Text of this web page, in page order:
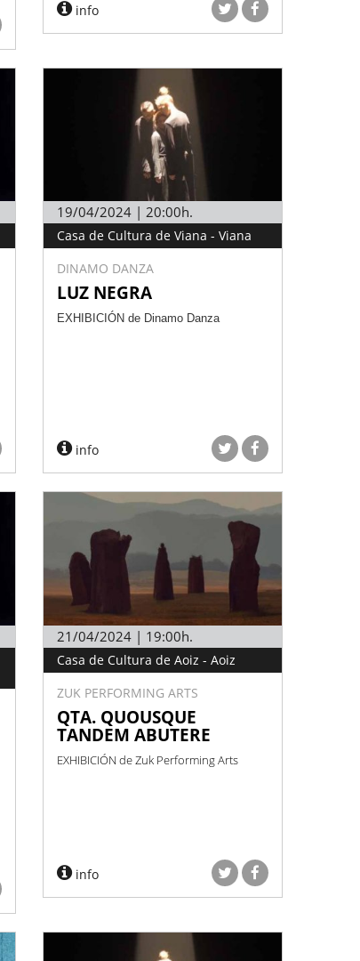
info
19/04/2024 | 20:00h.
Casa de Cultura de Viana - Viana
DINAMO DANZA
LUZ NEGRA
EXHIBICIÓN de Dinamo Danza
info
21/04/2024 | 19:00h.
Casa de Cultura de Aoiz - Aoiz
ZUK PERFORMING ARTS
QTA. QUOUSQUE
TANDEM ABUTERE
EXHIBICIÓN de Zuk Performing Arts
info